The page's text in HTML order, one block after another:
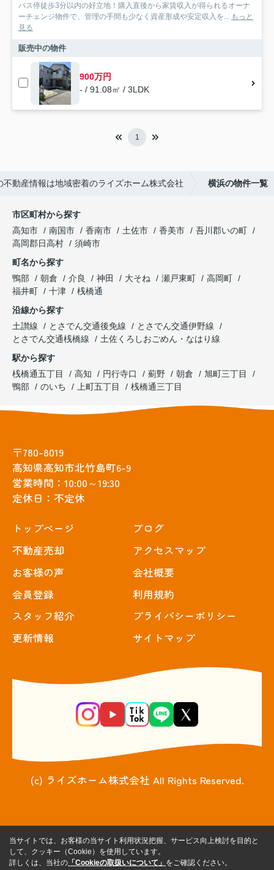
バス停徒歩3分以内の好立地！購入直後から家賃収入が得られるオーナ
ーチェンジ物件で、管理の手間も少なく資産形成や安定収入を... もっと
見る
販売中の物件
900万円
- / 91.08㎡ / 3LDK
1
不動産情報は地域密着のライズホーム株式会社 横浜の物件一覧
市区町村から探す
高知市
南国市 香南市 土佐市 香美市
吾川郡いの町
高岡郡日高村
須崎市
町名から探す
鴨部
朝倉 介良 神田 大そね 瀬戸東町
高岡町
福井町
十津
桟橋通
沿線から探す
土讃線
とさでん交通後免線
とさでん交通伊野線
とさでん交通桟橋線
土佐くろしおごめん・なはり線
駅から探す
桟橋通五丁目
高知 円行寺口 薊野 朝倉
旭町三丁目
鴨部
のいち 上町五丁目 桟橋通三丁目
〒780-8019
高知県高知市北竹島町6-9
営業時間：10:00～19:30
定休日：不定休
トップぺージ
不動産売却
お客様の声
会員登録
スタッフ紹介
更新情報
ブログ
アクセスマップ
会社概要
利用規約
プライバシーポリシー
サイトマップ
(c) ライズホーム株式会社 All Rights Reserved.
当サイトでは、お客様の当サイト利用状況把握、サービス向上検討を目的と
して、クッキー（Cookie）を使用しています。
詳しくは、当社の 「Cookieの取扱いについて」 をご確認ください。